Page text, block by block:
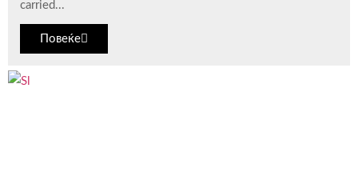
carried...
Повеќе